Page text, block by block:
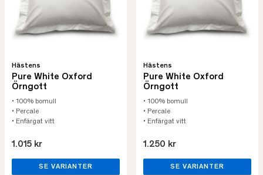
Hästens
Pure White Oxford
Örngott
• 100% bomull
• Percale
• Enfärgat vitt
1.015 kr
SE VARIANTER
Hästens
Pure White Oxford
Örngott
• 100% bomull
• Percale
• Enfärgat vitt
1.250 kr
SE VARIANTER